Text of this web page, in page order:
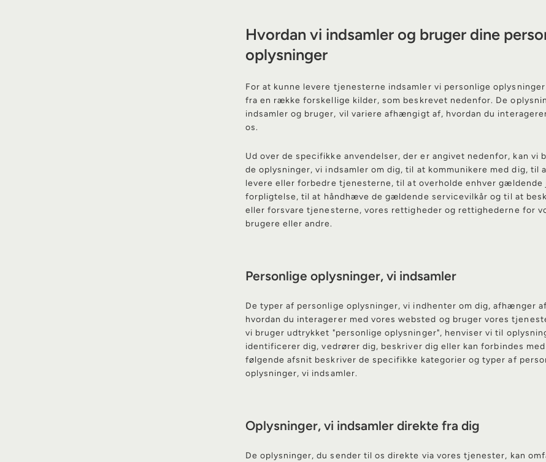
Hvordan vi indsamler og bruger dine
oplysninger
For at kunne levere tjenesterne indsamler vi personlige
fra en række forskellige kilder, som beskrevet nedenfor. De
indsamler og bruger, vil variere afhængigt af, hvordan du
os.
Ud over de specifikke anvendelser, der er angivet nedenfor, kan vi
de oplysninger, vi indsamler om dig, til at kommunikere med dig, til
levere eller forbedre tjenesterne, til at overholde enhver gældende
forpligtelse, til at håndhæve de gældende servicevilkår og til at
eller forsvare tjenesterne, vores rettigheder og rettighederne for
brugere eller andre.
Personlige oplysninger, vi indsamler
De typer af personlige oplysninger, vi indhenter om dig, afhænger
hvordan du interagerer med vores websted og bruger vores
vi bruger udtrykket "personlige oplysninger", henviser vi til
identificerer dig, vedrører dig, beskriver dig eller kan forbindes med
følgende afsnit beskriver de specifikke kategorier og typer af
oplysninger, vi indsamler.
Oplysninger, vi indsamler direkte fra dig
De oplysninger, du sender til os direkte via vores tjenester, kan